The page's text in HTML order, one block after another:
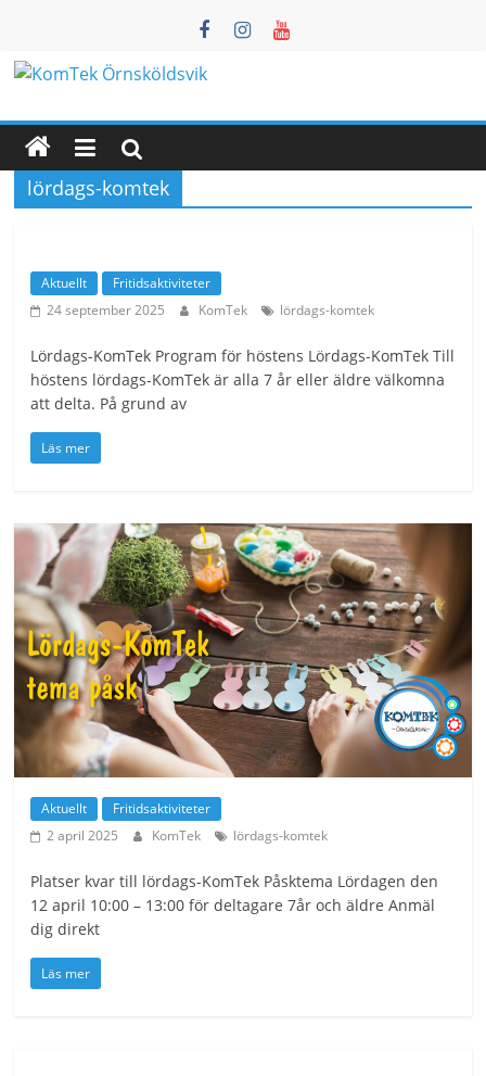
innehåll
KomTek
Örnsköldsvik
Teknikinspiration
och
unga
lördags-komtek
Aktuellt
Fritidsaktiviteter
24 september 2025
KomTek lördags-komtek
Lördags-KomTek Program för höstens Lördags-KomTek Till
höstens lördags-KomTek är alla 7 år eller äldre välkomna
att delta. På grund av
Läs mer
Aktuellt
Fritidsaktiviteter
2 april 2025
KomTek lördags-komtek
Platser kvar till lördags-KomTek Påsktema Lördagen den
12 april 10:00 – 13:00 för deltagare 7år och äldre Anmäl
dig direkt
Läs mer